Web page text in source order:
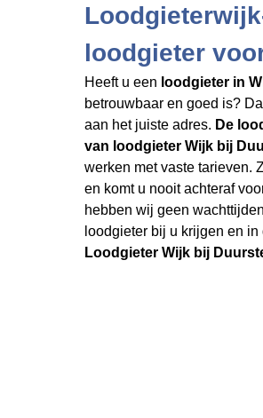
loodgieter
Heeft u een loodgieter in
betrouwbaar en goed is?
aan het juiste adres. De
van loodgieter Wijk bij
werken met vaste tarieven.
en komt u nooit achteraf
hebben wij geen
loodgieter bij u krijgen en
Loodgieter Wijk bij